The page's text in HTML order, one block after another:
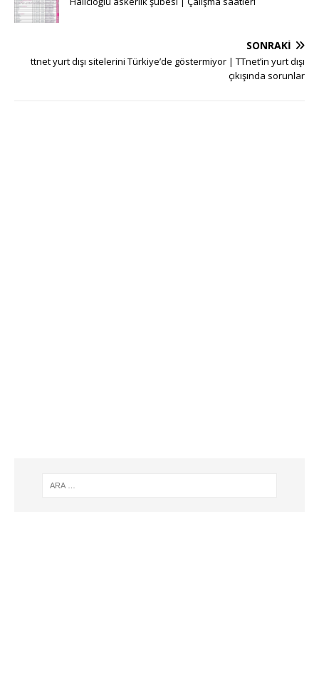
SONRAKI
ttnet yurt dışı sitelerini Türkiye’de göstermiyor | TTnet’in yurt dışı
çıkışında sorunlar